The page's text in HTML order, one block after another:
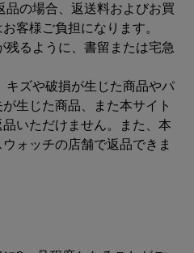
品の場合、返送料およびお買
客様ご負担になります。
残るように、書留または宅急
キズや破損が生じた商品やパ
生じた商品、また本サイト
いただけません。また、本
ォッチの店舗で返品できま